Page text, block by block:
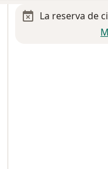
La reserva de